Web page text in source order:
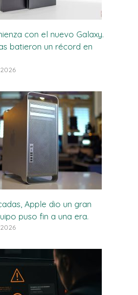
con el nuevo Galaxy.
batieron un récord en
Apple dio un gran
puso fin a una era.